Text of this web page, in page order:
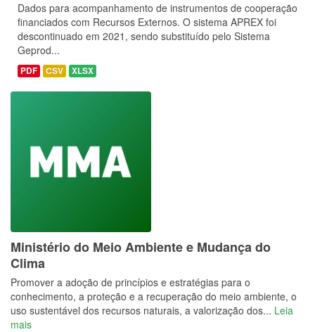
Dados para acompanhamento de instrumentos de cooperação
financiados com Recursos Externos. O sistema APREX foi
descontinuado em 2021, sendo substituído pelo Sistema
Geprod...
PDF CSV XLSX
Ministério do Meio Ambiente e Mudança do
Clima
Promover a adoção de princípios e estratégias para o
conhecimento, a proteção e a recuperação do meio ambiente, o
uso sustentável dos recursos naturais, a valorização dos... Leia
mais